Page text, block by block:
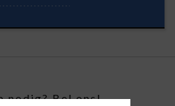
nodig? Bel ons!